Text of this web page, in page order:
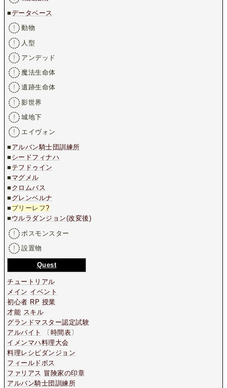
■データベース
動物
人型
アンデッド
魔法生命体
遺跡生命体
影世界
城地下
エイヴォン
■ アルバン騎士団訓練所
■ シードフィナハ
■ テフドゥイン
■ マグメル
■ クロムバス
■ グレンベルナ
■ ブリーレフ?
■ ウルラダンジョン(改変後)
ボスモンスター
設置物
Quest
チュートリアル
メイン イベント
初心者 RP 授業
才能 スキル
グランドマスター認定試験
アルバイト
〔 時間表〕
イメンマハ料理大会
料理レシピダンジョン
フィールドボス
ファリアス 冒険家の印章
アルバン騎士団訓練所